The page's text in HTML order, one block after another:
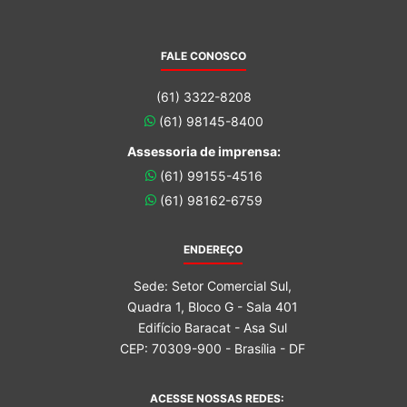
FALE CONOSCO
(61) 3322-8208
(61) 98145-8400
Assessoria de imprensa:
(61) 99155-4516
(61) 98162-6759
ENDEREÇO
Sede: Setor Comercial Sul,
Quadra 1, Bloco G - Sala 401
Edifício Baracat - Asa Sul
CEP: 70309-900 - Brasília - DF
ACESSE NOSSAS REDES: